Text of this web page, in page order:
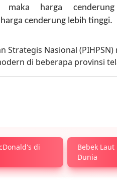
maka harga
cenderung lebih tinggi.
di
Bebek
Dunia